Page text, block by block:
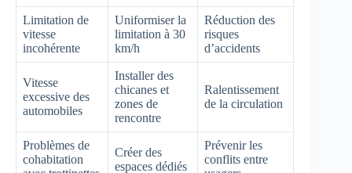
Limitation de
vitesse
incohérente
Uniformiser la
limitation à 30
km/h
Réduction des
risques
d’accidents
Vitesse
excessive des
automobiles
Installer des
chicanes et
zones de
rencontre
Ralentissement
de la circulation
Problèmes de
cohabitation
Créer des
espaces dédiés
Prévenir les
conflits entre